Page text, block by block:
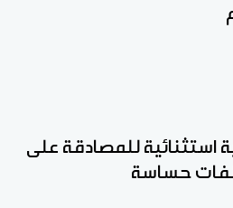
استثنائية للمصادقة على